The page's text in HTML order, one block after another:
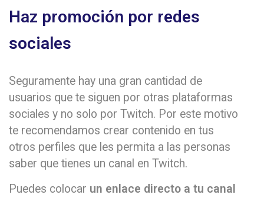
Haz promoción por redes
sociales
Seguramente hay una gran cantidad de
usuarios que te siguen por otras plataformas
sociales y no solo por Twitch. Por este motivo
te recomendamos crear contenido en tus
otros perfiles que les permita a las personas
saber que tienes un canal en Twitch.
Puedes colocar un enlace directo a tu canal